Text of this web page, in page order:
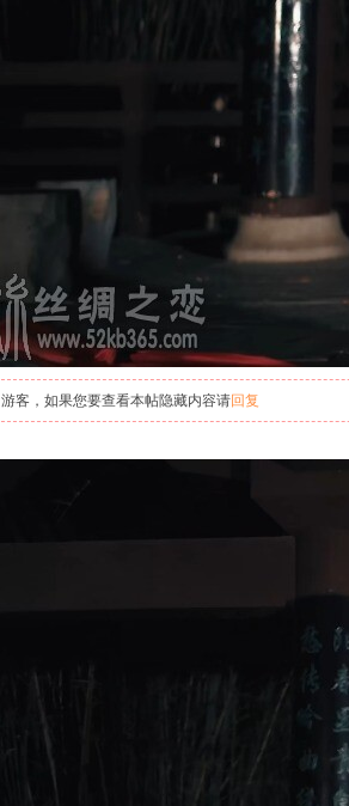
游客，如果您要查看本帖隐藏内容请回复